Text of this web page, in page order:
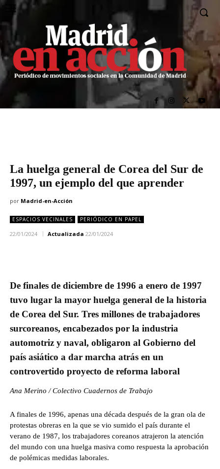
La huelga general de Corea del Sur de
1997, un ejemplo del que aprender
por Madrid-en-Acción
ESPACIOS VECINALES PERIÓDICO EN PAPEL
22/01/2024 Actualizada 22/01/2024
De finales de diciembre de 1996 a enero de 1997
tuvo lugar la mayor huelga general de la historia
de Corea del Sur. Tres millones de trabajadores
surcoreanos, encabezados por la industria
automotriz y naval, obligaron al Gobierno del
país asiático a dar marcha atrás en un
controvertido proyecto de reforma laboral
Ana Merino / Colectivo Cuadernos de Trabajo
A finales de 1996, apenas una década después de la gran ola de
protestas obreras en la que se vio sumido el país durante el
verano de 1987, los trabajadores coreanos atrajeron la atención
del mundo con una huelga masiva como respuesta la aprobación
de polémicas medidas laborales.